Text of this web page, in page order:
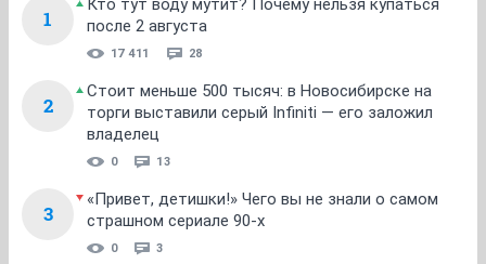
1
Кто тут воду мутит? Почему нельзя купаться
после 2 августа
17 411 28
2
Стоит меньше 500 тысяч: в Новосибирске на
торги выставили серый Infiniti — его заложил
владелец
0 13
3
«Привет, детишки!» Чего вы не знали о самом
страшном сериале 90-х
0 3